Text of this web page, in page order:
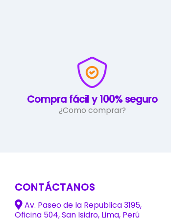
Compra fácil y 100% seguro
¿Como comprar?
CONTÁCTANOS
Av. Paseo de la Republica 3195,
Oficina 504, San Isidro, Lima, Perú